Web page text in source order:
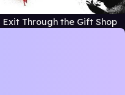
Exit Through the Gift Shop